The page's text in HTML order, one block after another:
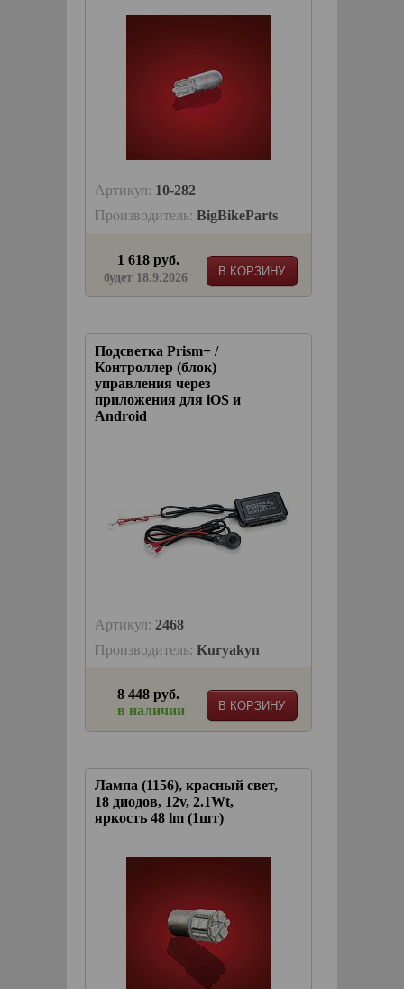
Артикул: 10-282
Производитель: BigBikeParts
В КОРЗИНУ
1 618 руб.
будет 18.9.2026
Подсветка Prism+ /
Контроллер (блок)
управления через
приложения для iOS и
Android
Артикул: 2468
Производитель: Kuryakyn
В КОРЗИНУ
8 448 руб.
в наличии
Лампа (1156), красный свет,
18 диодов, 12v, 2.1Wt,
яркость 48 lm (1шт)